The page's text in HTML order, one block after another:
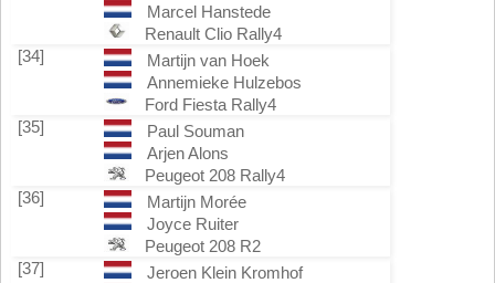
Marcel Hanstede
Renault Clio Rally4
[34]
Martijn van Hoek
Annemieke Hulzebos
Ford Fiesta Rally4
[35]
Paul Souman
Arjen Alons
Peugeot 208 Rally4
[36]
Martijn Morée
Joyce Ruiter
Peugeot 208 R2
[37]
Jeroen Klein Kromhof